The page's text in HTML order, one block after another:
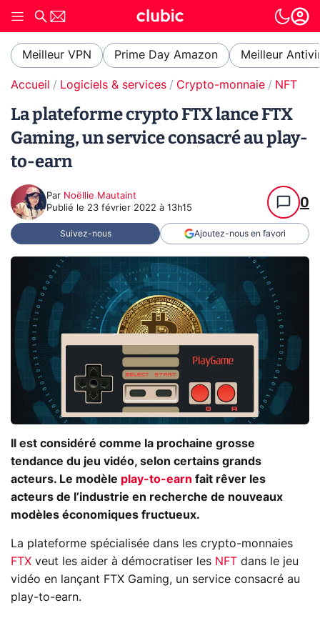
Meilleur VPN Prime Day Amazon Meilleur
Accueil Logiciels & services Crypto-monnaie NFT
La plateforme crypto FTX lance FTX
Gaming, un service consacré au play-
to-earn
Par Noëllie Mautaint
Publié le 23 février 2022 à 13h15 0
Suivez-nous Ajoutez-nous en favori
Il est considéré comme la prochaine grosse
tendance du jeu vidéo, selon certains grands
acteurs. Le modèle play-to-earn fait rêver les
acteurs de l’industrie en recherche de nouveaux
modèles économiques fructueux.
La plateforme spécialisée dans les crypto-monnaies
FTX veut les aider à démocratiser les NFT dans le jeu
vidéo en lançant FTX Gaming, un service consacré au
play-to-earn.